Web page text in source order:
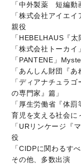
「中外製薬 短編動
「株式会社アイエ
親役
「HEBELHAUS『
「株式会社トーカ
「PANTENE」
「あんしん財団『
「ディアナチュラ
の専門家』篇」
「厚生労働省『体
育児を支える社会に
「URリンケージ
役
「CIDPに関わるす
その他、多数出演